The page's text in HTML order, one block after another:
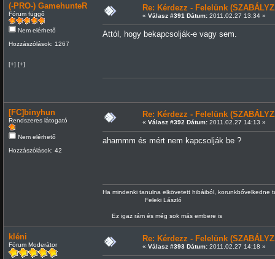
(-PRO-) GamehunteR
Fórum függő
Nem elérhető
Hozzászólások: 1267
[+] [+]
Re: Kérdezz - Felelünk
« Válasz #391 Dátum:2011.02.27 13:34 »
Attól, hogy bekapcsolják-e vagy sem.
[FC]binyhun
Rendszeres látogató
Nem elérhető
Hozzászólások: 42
Re: Kérdezz - Felelünk
« Válasz #392 Dátum:2011.02.27 14:13 »
ahammm és mért nem kapcsolják be ?
Ha mindenki tanulna elkövetett hibáiból, korunkbővelkedne
Feleki László
Ez igaz rám és még sok más embere is
kléni
Fórum Moderátor
Re: Kérdezz - Felelünk
« Válasz #393 Dátum:2011.02.27 14:18 »